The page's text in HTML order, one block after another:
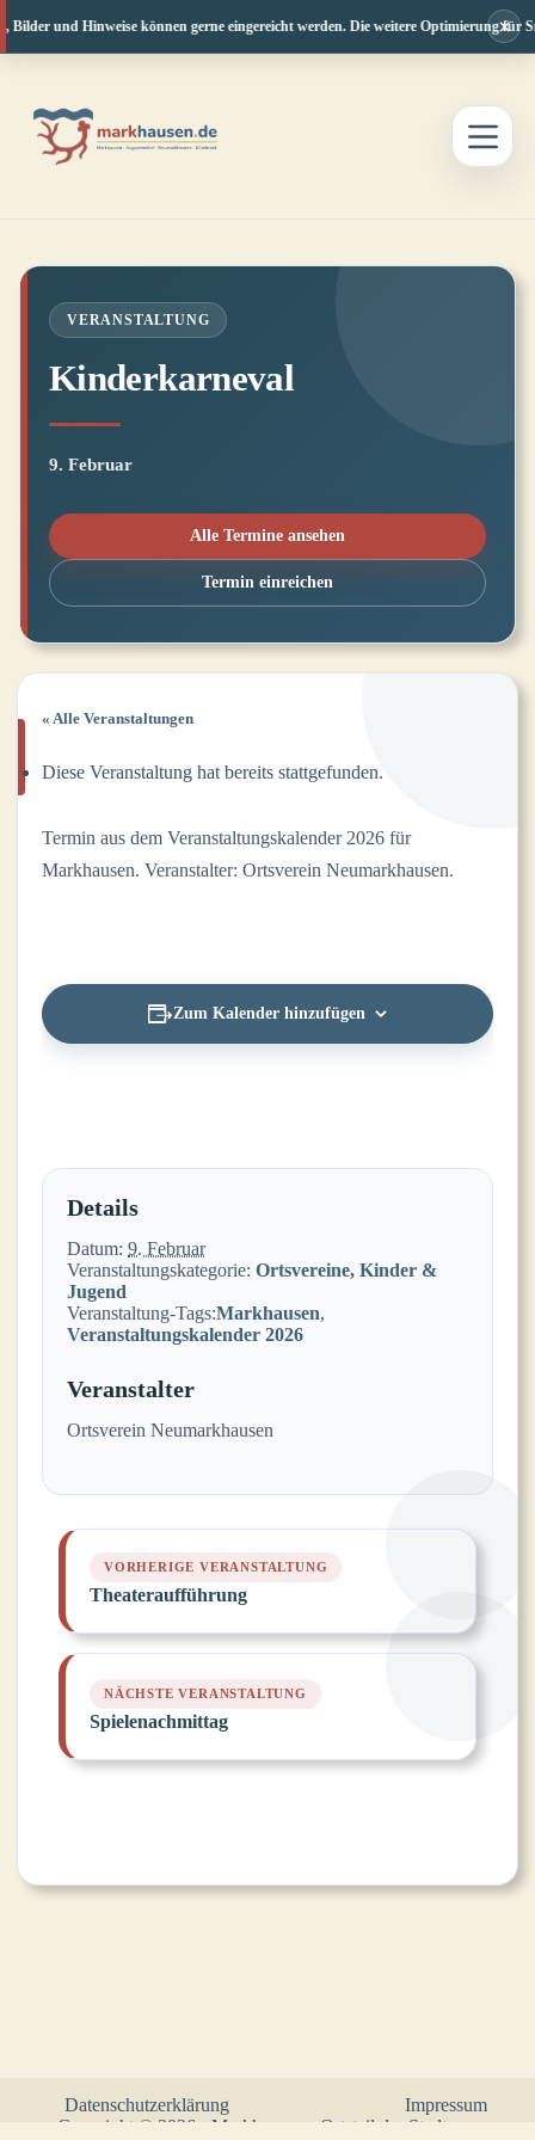
und Hinweise können gerne eingereicht werden. Die weitere Optimierung für
×
springen
VERANSTALTUNG
Kinderkarneval
9. Februar
Alle Termine ansehen
Termin einreichen
« Alle Veranstaltungen
Diese Veranstaltung hat bereits stattgefunden.
Termin aus dem Veranstaltungskalender 2026 für
Markhausen. Veranstalter: Ortsverein Neumarkhausen.
Zum Kalender hinzufügen
Details
Datum: 9. Februar
Veranstaltungskategorie: Ortsvereine, Kinder &
Jugend
Veranstaltung-Tags:Markhausen,
Veranstaltungskalender 2026
Veranstalter
Ortsverein Neumarkhausen
Theateraufführung
Spielenachmittag
Datenschutzerklärung
Impressum
Copyright © 2026 - Markhausen - Ortsteil der Stadt